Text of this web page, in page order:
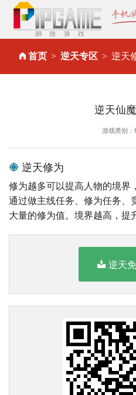
首页 逆天专区 逆天
逆天仙
游戏类别：
逆天修为
修为越多可以提高人物的境界
通过做主线任务、修为任务、
大量的修为值。境界越高，提
逆天